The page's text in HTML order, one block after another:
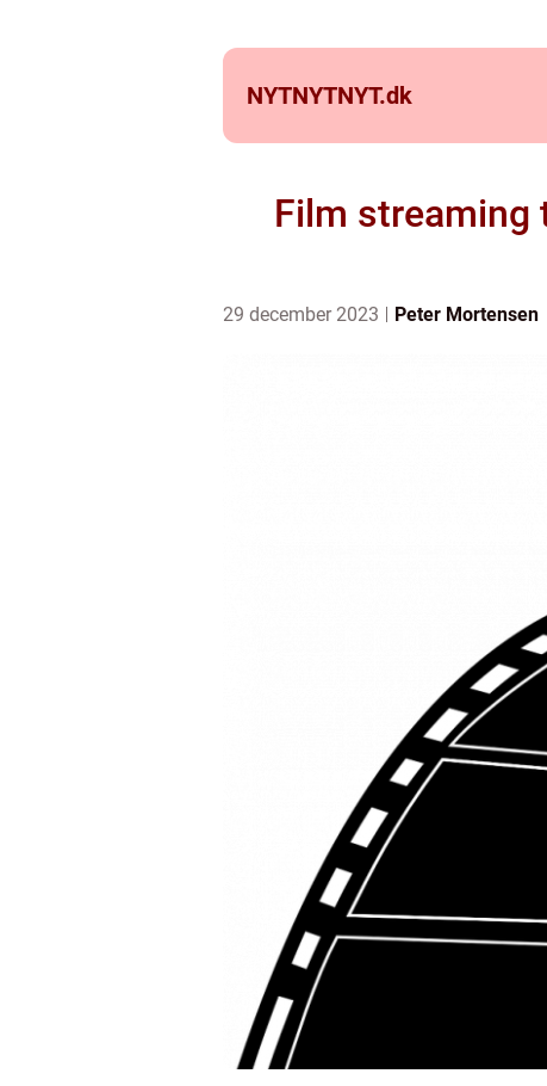
NYTNYTNYT.dk
Film streaming
29 december 2023 Peter Mortensen